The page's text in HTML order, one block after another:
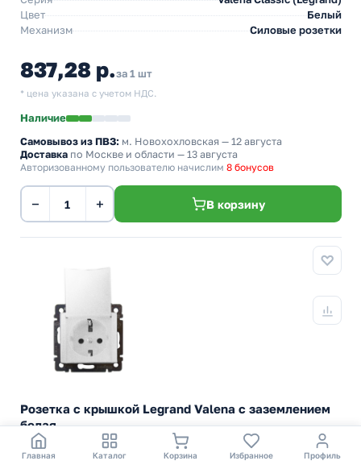
Цвет
Белый
Механизм
Силовые розетки
837,28 р.за 1 шт
* цена указана с учетом НДС.
Наличие
Самовывоз из ПВЗ: м. Новохохловская — 12 августа
Доставка по Москве и области — 13 августа
Авторизованному пользователю начислим 8 бонусов
− + В корзину
Розетка с крышкой Legrand Valena с заземлением
белая
Розетка с заземлением с крышкой и защитными шторками
Legrand серии Valena 16А 250В, винтовые клеммы. Цвет -
Главная Каталог Корзина Избранное Профиль